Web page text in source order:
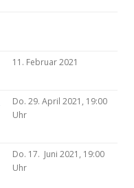
11. Februar 2021
Do. 29. April 2021, 19:00
Uhr
Do. 17. Juni 2021, 19:00
Uhr